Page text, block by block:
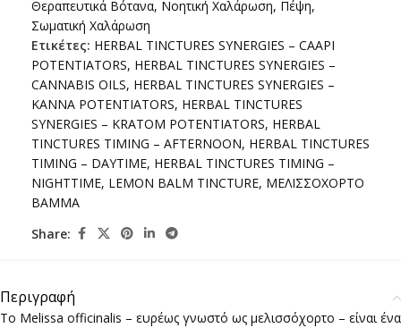
Θεραπευτικά Βότανα, Νοητική Χαλάρωση, Πέψη,
Σωματική Χαλάρωση
Ετικέτες: HERBAL TINCTURES SYNERGIES – CAAPI
POTENTIATORS, HERBAL TINCTURES SYNERGIES –
CANNABIS OILS, HERBAL TINCTURES SYNERGIES –
KANNA POTENTIATORS, HERBAL TINCTURES
SYNERGIES – KRATOM POTENTIATORS, HERBAL
TINCTURES TIMING – AFTERNOON, HERBAL TINCTURES
TIMING – DAYTIME, HERBAL TINCTURES TIMING –
NIGHTTIME, LEMON BALM TINCTURE, ΜΕΛΙΣΣΟΧΟΡΤΟ
ΒΑΜΜΑ
Share:
Περιγραφή
Tο Melissa officinalis – ευρέως γνωστό ως μελισσόχορτο – είναι ένα